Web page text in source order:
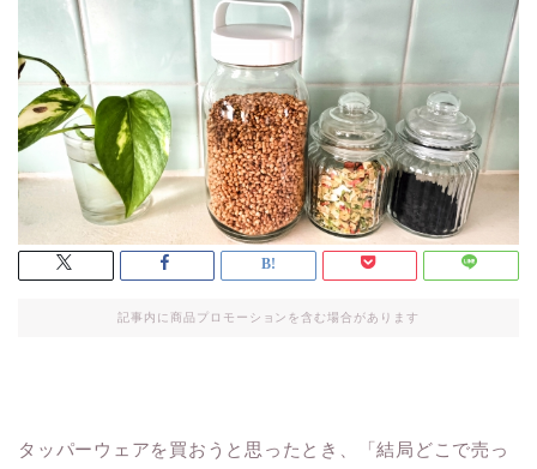
記事内に商品プロモーションを含む場合があります
タッパーウェアを買おうと思ったとき、「結局どこで売っ